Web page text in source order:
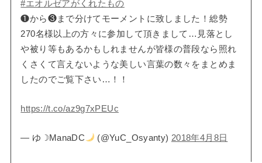
#エオルゼアがくれたもの
❶から❸まで分けてモーメントに致しました！総勢
270名様以上の方々に参加して頂きまして…見落とし
や被り等もあるかもしれませんが皆様の普段なら照れ
くさくて言えないような美しい言葉の数々をまとめま
したのでご覧下さい…！！
https://t.co/az9g7xPEUc
— ゆ☽ManaDC (@YuC_Osyanty) 2018年4月8日